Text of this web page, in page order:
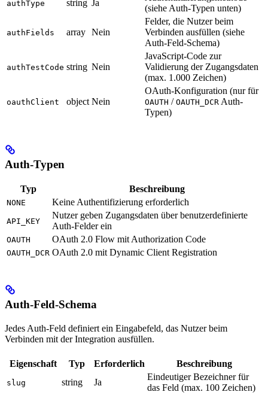
authType string Ja
(siehe Auth-Typen unten)
authFields array Nein
Felder, die Nutzer beim
Verbinden ausfüllen (siehe
Auth-Feld-Schema)
authTestCode string Nein
JavaScript-Code zur
Validierung der Zugangsdaten
(max. 1.000 Zeichen)
oauthClient object Nein
OAuth-Konfiguration (nur für
OAUTH / OAUTH_DCR Auth-
Typen)
Auth-Typen
Typ Beschreibung
NONE Keine Authentifizierung erforderlich
API_KEY
Nutzer geben Zugangsdaten über benutzerdefinierte
Auth-Felder ein
OAUTH OAuth 2.0 Flow mit Authorization Code
OAUTH_DCR OAuth 2.0 mit Dynamic Client Registration
Auth-Feld-Schema
Jedes Auth-Feld definiert ein Eingabefeld, das Nutzer beim
Verbinden mit der Integration ausfüllen.
Eigenschaft Typ Erforderlich Beschreibung
slug string Ja
Eindeutiger Bezeichner für
das Feld (max. 100 Zeichen)